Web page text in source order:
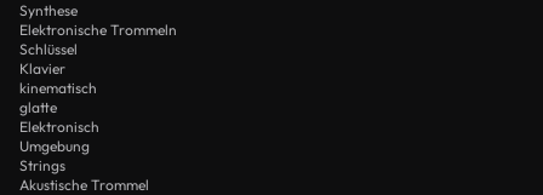
Synthese
Elektronische Trommeln
Schlüssel
Klavier
kinematisch
glatte
Elektronisch
Umgebung
Strings
Akustische Trommel